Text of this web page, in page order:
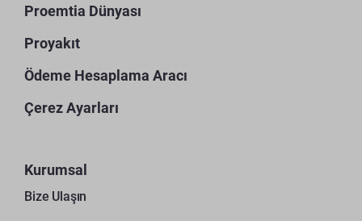
Proemtia Dünyası
Proyakıt
Ödeme Hesaplama Aracı
Çerez Ayarları
Kurumsal
Bize Ulaşın